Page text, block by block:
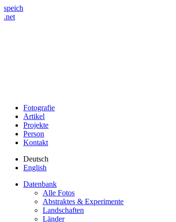
speich
.net
Fotografie
Artikel
Projekte
Person
Kontakt
Deutsch
English
Datenbank
Alle Fotos
Abstraktes & Experimente
Landschaften
Länder